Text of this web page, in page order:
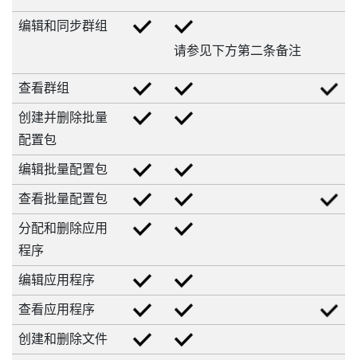
编辑和同步群组
请参见下方第二条备注
查看群组
创建并删除批量
配置包
编辑批量配置包
查看批量配置包
分配和删除应用
程序
编辑应用程序
查看应用程序
创建和删除文件